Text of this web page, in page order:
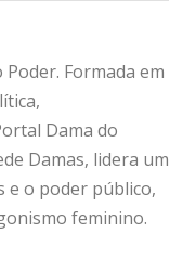
Formada em
Dama do
Damas, lidera um
e o poder público,
feminino.